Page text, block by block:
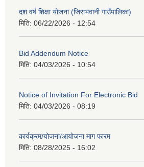
दश वर्ष शिक्षा योजना (जिराभवानी गाउँपालिका)
मिति: 06/22/2026 - 12:54
Bid Addendum Notice
मिति: 04/03/2026 - 10:54
Notice of Invitation For Electronic Bid
मिति: 04/03/2026 - 08:19
कार्यक्रम/योजना/आयोजना माग फारम
मिति: 08/28/2025 - 16:02